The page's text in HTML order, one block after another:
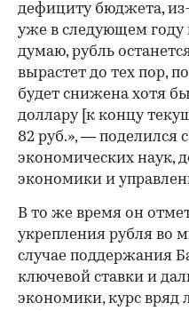
дефициту бюджета, из-
уже в следующем
думаю, рубль
вырастет до тех пор,
будет снижена хотя
доллару [к концу
82 руб.», — поделился
экономических наук,
экономики и
В то же время он
укрепления рубля во
случае поддержания
ключевой ставки и
экономики, курс вряд